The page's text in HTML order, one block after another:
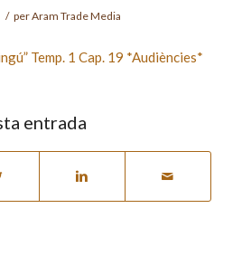
/ perAram Trade Media
Temp. 1 Cap. 19 *Audiències*
entrada